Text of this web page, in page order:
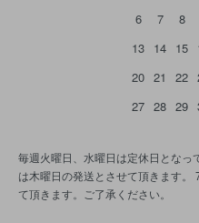
6
7 8
13 14 15
20 21 22
27 28 29
毎週火曜日、水曜日は定休日となっ
は木曜日の発送とさせて頂きます
て頂きます。ご了承ください。